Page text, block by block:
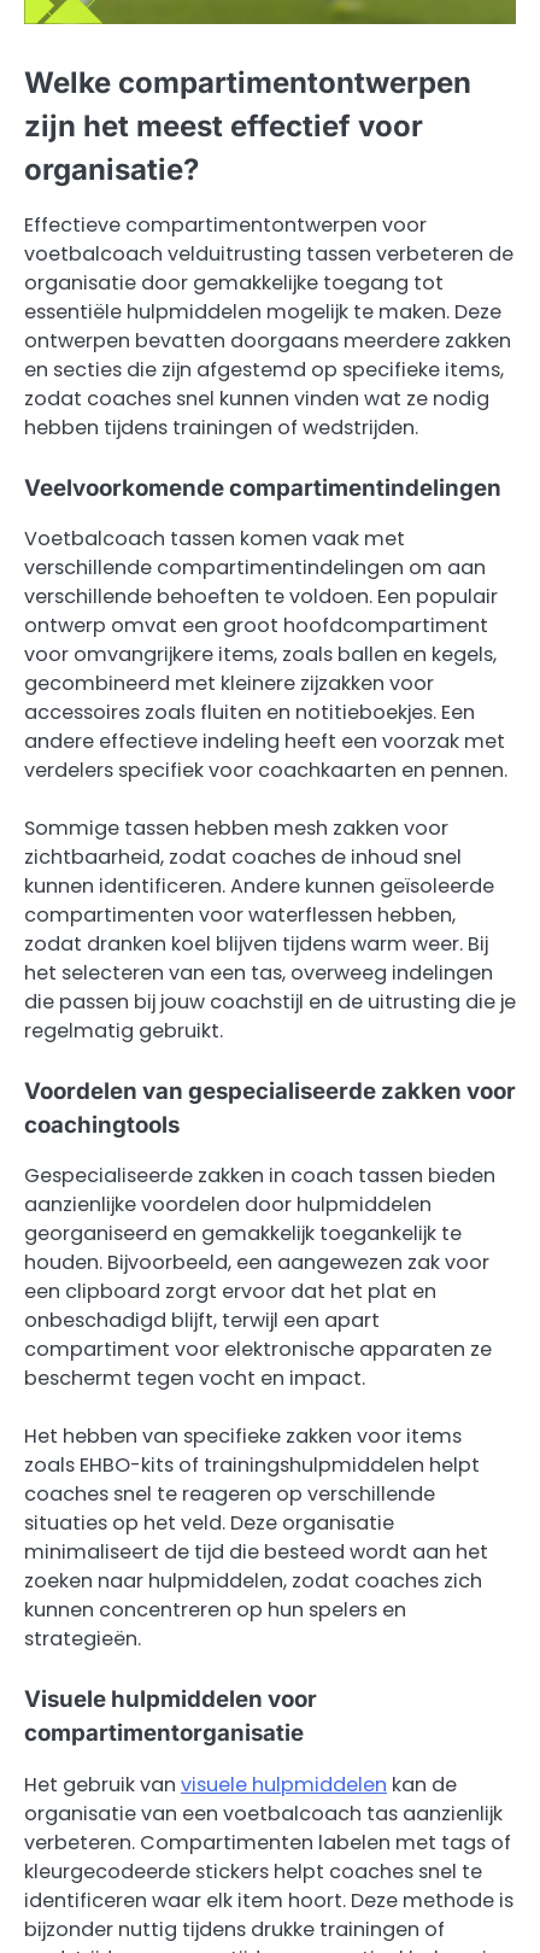
Welke compartimentontwerpen
zijn het meest effectief voor
organisatie?
Effectieve compartimentontwerpen voor
voetbalcoach velduitrusting tassen verbeteren de
organisatie door gemakkelijke toegang tot
essentiële hulpmiddelen mogelijk te maken. Deze
ontwerpen bevatten doorgaans meerdere zakken
en secties die zijn afgestemd op specifieke items,
zodat coaches snel kunnen vinden wat ze nodig
hebben tijdens trainingen of wedstrijden.
Veelvoorkomende compartimentindelingen
Voetbalcoach tassen komen vaak met
verschillende compartimentindelingen om aan
verschillende behoeften te voldoen. Een populair
ontwerp omvat een groot hoofdcompartiment
voor omvangrijkere items, zoals ballen en kegels,
gecombineerd met kleinere zijzakken voor
accessoires zoals fluiten en notitieboekjes. Een
andere effectieve indeling heeft een voorzak met
verdelers specifiek voor coachkaarten en pennen.
Sommige tassen hebben mesh zakken voor
zichtbaarheid, zodat coaches de inhoud snel
kunnen identificeren. Andere kunnen geïsoleerde
compartimenten voor waterflessen hebben,
zodat dranken koel blijven tijdens warm weer. Bij
het selecteren van een tas, overweeg indelingen
die passen bij jouw coachstijl en de uitrusting die je
regelmatig gebruikt.
Voordelen van gespecialiseerde zakken voor
coachingtools
Gespecialiseerde zakken in coach tassen bieden
aanzienlijke voordelen door hulpmiddelen
georganiseerd en gemakkelijk toegankelijk te
houden. Bijvoorbeeld, een aangewezen zak voor
een clipboard zorgt ervoor dat het plat en
onbeschadigd blijft, terwijl een apart
compartiment voor elektronische apparaten ze
beschermt tegen vocht en impact.
Het hebben van specifieke zakken voor items
zoals EHBO-kits of trainingshulpmiddelen helpt
coaches snel te reageren op verschillende
situaties op het veld. Deze organisatie
minimaliseert de tijd die besteed wordt aan het
zoeken naar hulpmiddelen, zodat coaches zich
kunnen concentreren op hun spelers en
strategieën.
Visuele hulpmiddelen voor
compartimentorganisatie
Het gebruik van visuele hulpmiddelen kan de
organisatie van een voetbalcoach tas aanzienlijk
verbeteren. Compartimenten labelen met tags of
kleurgecodeerde stickers helpt coaches snel te
identificeren waar elk item hoort. Deze methode is
bijzonder nuttig tijdens drukke trainingen of